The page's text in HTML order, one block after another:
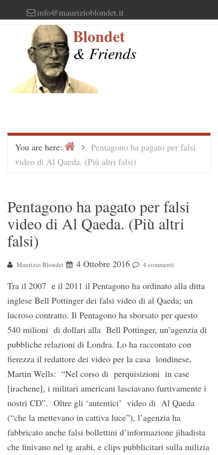
to
info@maurizioblondet.it
Blondet
& Friends
You are here: HomePentagono ha pagato per falsi
video di Al Qaeda. (Più altri falsi)
Pentagono ha pagato per falsi
video di Al Qaeda. (Più altri
falsi)
Maurizio Blondet 4 Ottobre 2016 4 commenti
Tra il 2007 e il 2011 il Pentagono ha ordinato alla ditta
inglese Bell Pottinger dei falsi video di al Qaeda; un
lucroso contratto. Il Pentagono ha sborsato per questo
540 milioni di dollari alla Bell Pottinger, un’agenzia di
pubbliche relazioni di Londra. Lo ha raccontato con
fierezza il redattore dei video per la casa londinese,
Martin Wells: “Nel corso di perquisizioni in case
[irachene], i militari americani lasciavano furtivamente i
nostri CD”. Oltre gli ‘autentici’ video di Al Qaeda
(“che la mettevano in cattiva luce”), l’agenzia ha
fabbricato anche falsi bollettini d’informazione jihadista
che finivano nel tg arabi, e clips pubblicitari sulla milizia